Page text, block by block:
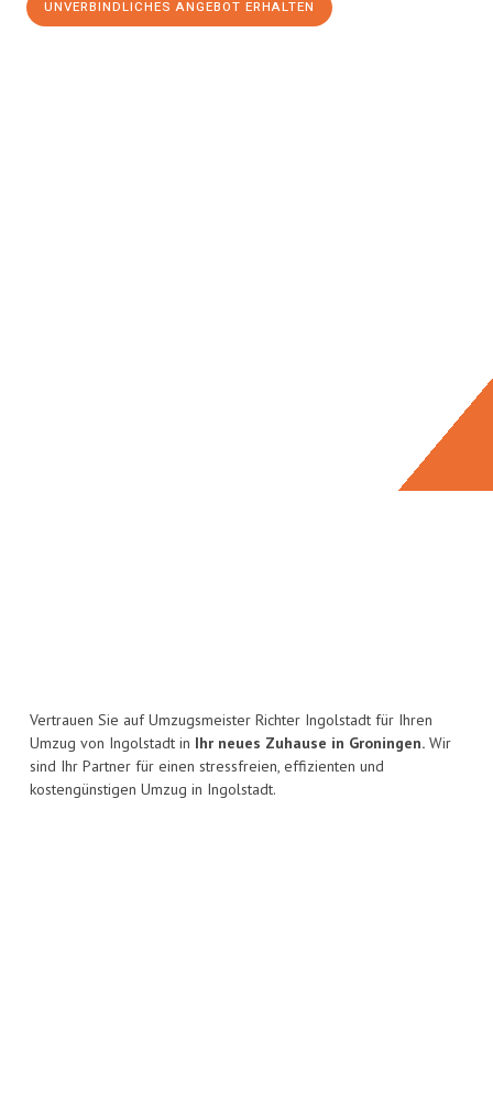
UNVERBINDLICHES ANGEBOT ERHALTEN
Vertrauen Sie auf Umzugsmeister Richter Ingolstadt für Ihren
Umzug von Ingolstadt in Ihr neues Zuhause in Groningen. Wir
sind Ihr Partner für einen stressfreien, effizienten und
kostengünstigen Umzug in Ingolstadt.